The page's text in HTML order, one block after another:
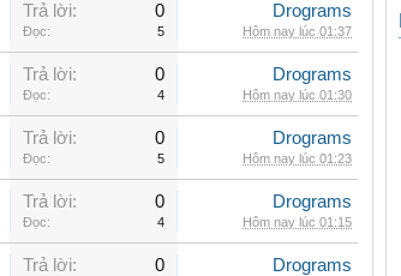
Trả lời: 0
Đọc: 5
Drograms
Hôm nay lúc 01:37
Trả lời: 0
Đọc: 4
Drograms
Hôm nay lúc 01:30
Trả lời: 0
Đọc: 5
Drograms
Hôm nay lúc 01:23
Trả lời: 0
Đọc: 4
Drograms
Hôm nay lúc 01:15
Trả lời: 0 Drograms